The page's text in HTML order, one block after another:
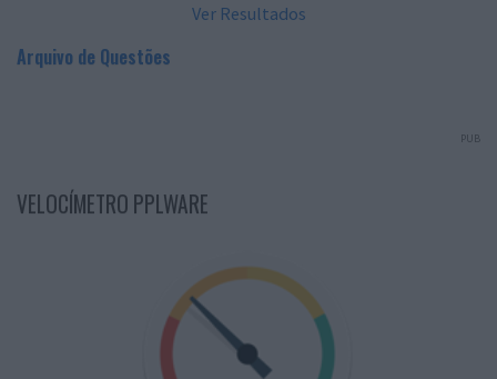
Ver Resultados
Arquivo de Questões
PUB
VELOCÍMETRO PPLWARE